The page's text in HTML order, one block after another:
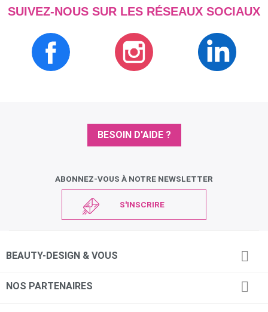
SUIVEZ-NOUS SUR LES RÉSEAUX SOCIAUX
BESOIN D'AIDE ?
ABONNEZ-VOUS À NOTRE NEWSLETTER
S'INSCRIRE
BEAUTY-DESIGN & VOUS 
NOS PARTENAIRES 